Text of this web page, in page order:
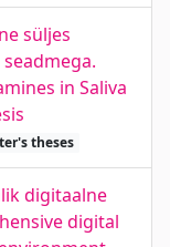
süljes
in Saliva
theses
digitaalne
digital